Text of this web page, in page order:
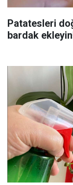
Patatesleri
bardak